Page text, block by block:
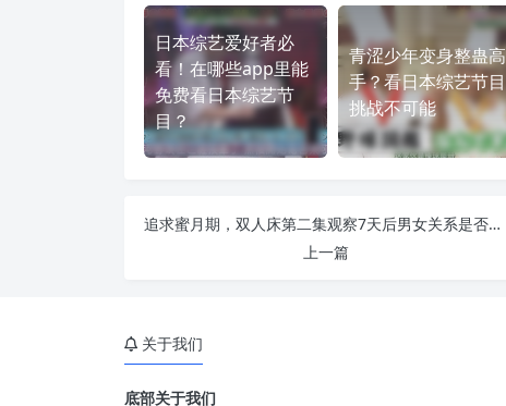
日本综艺爱好者必
看！在哪些app里能
免费看日本综艺节
目？
青涩少年变身整蛊高
手？看日本综艺节目
挑战不可能
追求蜜月期，双人床第二集观察7天后男女关系是否手牵手走出公寓
上一篇
关于我们
底部关于我们